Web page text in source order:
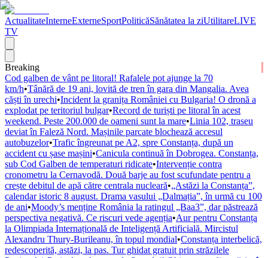
ActualitateInterneExterneSportPoliticăSănătatea la ziUtilitareLIVE
TV
Breaking
Cod galben de vânt pe litoral! Rafalele pot ajunge la 70
km/h•Tânără de 19 ani, lovită de tren în gara din Mangalia. Avea
căști în urechi•Incident la granița României cu Bulgaria! O dronă a
explodat pe teritoriul bulgar•Record de turiști pe litoral în acest
weekend. Peste 200.000 de oameni sunt la mare•Linia 102, traseu
deviat în Faleză Nord. Mașinile parcate blochează accesul
autobuzelor•Trafic îngreunat pe A2, spre Constanța, după un
accident cu șase mașini•Canicula continuă în Dobrogea. Constanța,
sub Cod Galben de temperaturi ridicate•Intervenție contra
cronometru la Cernavodă. Două barje au fost scufundate pentru a
crește debitul de apă către centrala nucleară•„Astăzi la Constanța”,
calendar istoric 8 august. Drama vasului „Dalmația”, în urmă cu 100
de ani•Moody’s menține România la ratingul „Baa3”, dar păstrează
perspectiva negativă. Ce riscuri vede agenția•Aur pentru Constanța
la Olimpiada Internațională de Inteligență Artificială. Mircistul
Alexandru Thury-Burileanu, în topul mondial•Constanța interbelică,
redescoperită, astăzi, la pas. Tur ghidat gratuit prin străzilele